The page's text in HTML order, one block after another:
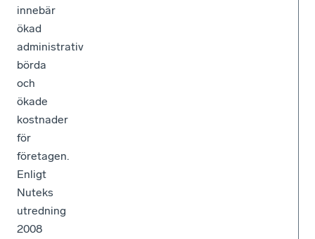
innebär
ökad
administrativ
börda
och
ökade
kostnader
för
företagen.
Enligt
Nuteks
utredning
2008